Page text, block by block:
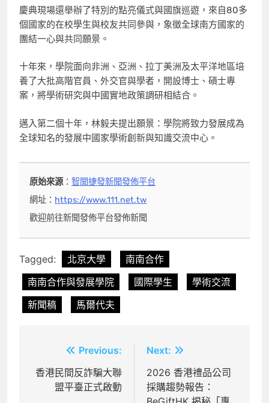
慶典現場還舉辦了特別的點亮儀式與國旗巡遊，來自80多
個國家的在校學生與校友共同參與，象徵全球南方國家的
團結一心與共同願景。
十年來，學院面向非洲、亞洲、拉丁美洲及太平洋地區培
養了大批高階官員、外交官與學者，開設博士、碩士專
案，將學術研究與中國實地政策調研相結合。
邁入第二個十年，林毅夫提出願景：學院將致力發展成為
全球知名的發展中國家學術創新與知識交流中心。
原始來源：智聞捷發新聞發佈平台
網址： https://www.111.net.tw
歡迎前往新聞發佈平台發佈新聞
Tagged: 北京大學
南南合作
南南合作與發展學院
國際學生
學術交流
新聞稿
馬爾代夫
章
Previous:
香港民間反詐騙大聯
盟平臺正式啟動
Next:
2026 香港禮品公司
採購趨勢報告：